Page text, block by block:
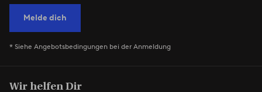
Melde dich
* Siehe Angebotsbedingungen bei der Anmeldung
Wir helfen Dir